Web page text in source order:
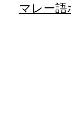
マレー語